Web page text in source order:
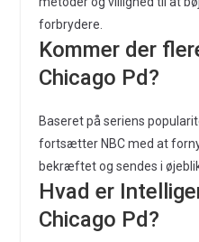
forbrydere.
Kommer der
Chicago Pd?
Baseret på seriens
fortsætter NBC med at
bekræftet og sendes i
Hvad er
Chicago Pd?